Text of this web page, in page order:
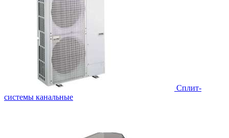
Сплит-
системы канальные